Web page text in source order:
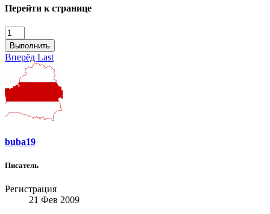
Перейти к странице
Выполнить
Вперёд Last
buba19
Писатель
Регистрация
21 Фев 2009